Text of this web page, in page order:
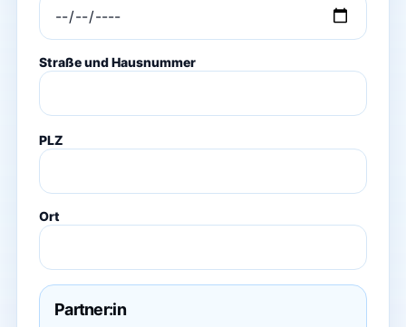
Straße und Hausnummer
PLZ
Ort
Partner:in